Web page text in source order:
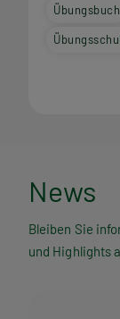
Übungsbuch
N
e
w
News
Bleiben Sie
und Highlights